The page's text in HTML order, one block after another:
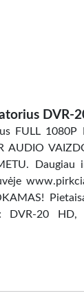
DVR-
FULL 1080P
AUDIO
Daugiau
DVR-20